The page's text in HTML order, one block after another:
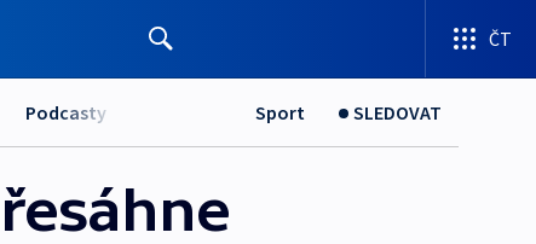
ČT
Podcasty Sport SLEDOVAT